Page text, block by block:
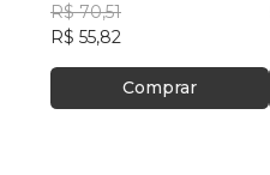
R$ 70,51
R$ 55,82
Comprar